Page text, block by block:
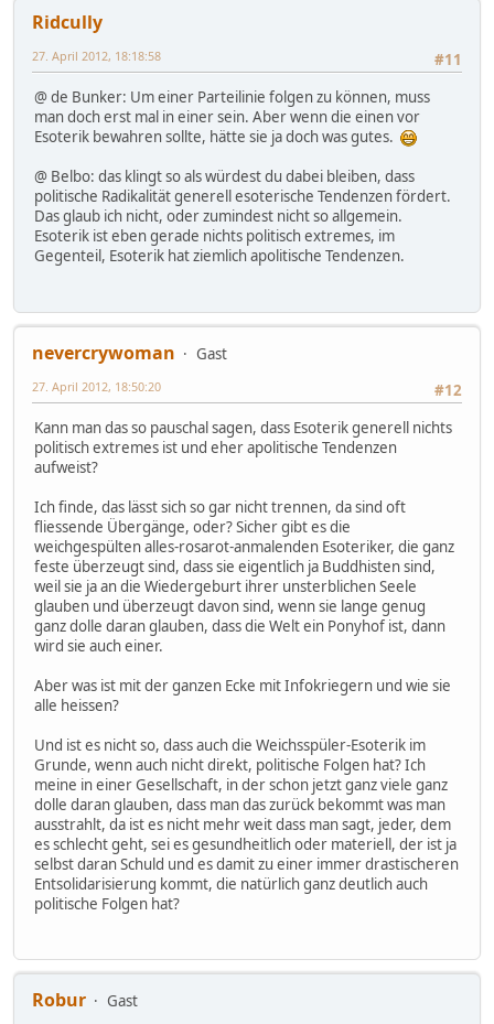
Ridcully
#11
27. April 2012, 18:18:58
@ de Bunker: Um einer Parteilinie folgen zu können, muss
man doch erst mal in einer sein. Aber wenn die einen vor
Esoterik bewahren sollte, hätte sie ja doch was gutes.
@ Belbo: das klingt so als würdest du dabei bleiben, dass
politische Radikalität generell esoterische Tendenzen fördert.
Das glaub ich nicht, oder zumindest nicht so allgemein.
Esoterik ist eben gerade nichts politisch extremes, im
Gegenteil, Esoterik hat ziemlich apolitische Tendenzen.
nevercrywoman
Gast
#12
27. April 2012, 18:50:20
Kann man das so pauschal sagen, dass Esoterik generell nichts
politisch extremes ist und eher apolitische Tendenzen
aufweist?
Ich finde, das lässt sich so gar nicht trennen, da sind oft
fliessende Übergänge, oder? Sicher gibt es die
weichgespülten alles-rosarot-anmalenden Esoteriker, die ganz
feste überzeugt sind, dass sie eigentlich ja Buddhisten sind,
weil sie ja an die Wiedergeburt ihrer unsterblichen Seele
glauben und überzeugt davon sind, wenn sie lange genug
ganz dolle daran glauben, dass die Welt ein Ponyhof ist, dann
wird sie auch einer.
Aber was ist mit der ganzen Ecke mit Infokriegern und wie sie
alle heissen?
Und ist es nicht so, dass auch die Weichsspüler-Esoterik im
Grunde, wenn auch nicht direkt, politische Folgen hat? Ich
meine in einer Gesellschaft, in der schon jetzt ganz viele ganz
dolle daran glauben, dass man das zurück bekommt was man
ausstrahlt, da ist es nicht mehr weit dass man sagt, jeder, dem
es schlecht geht, sei es gesundheitlich oder materiell, der ist ja
selbst daran Schuld und es damit zu einer immer drastischeren
Entsolidarisierung kommt, die natürlich ganz deutlich auch
politische Folgen hat?
Robur
Gast